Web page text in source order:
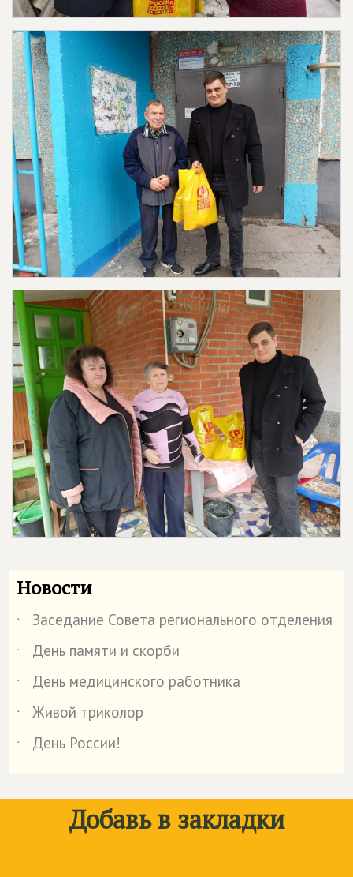
Новости
˙
Заседание Совета регионального отделения
˙
День памяти и скорби
˙
День медицинского работника
˙
Живой триколор
˙
День России!
Добавь в закладки